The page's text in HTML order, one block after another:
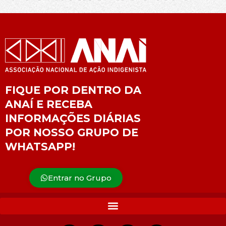
FIQUE POR DENTRO DA
ANAÍ E RECEBA
INFORMAÇÕES DIÁRIAS
POR NOSSO GRUPO DE
WHATSAPP!
Entrar no Grupo